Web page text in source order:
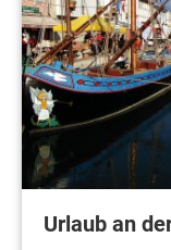
Urlaub an